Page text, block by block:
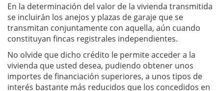
En la determinación del valor de la vivienda transmitida
se incluirán los anejos y plazas de garaje que se
transmitan conjuntamente con aquella, aún cuando
constituyan fincas registrales independientes.
No olvide que dicho crédito le permite acceder a la
vivienda que usted desea, pudiendo obtener unos
importes de financiación superiores, a unos tipos de
interés bastante más reducidos que los concedidos en